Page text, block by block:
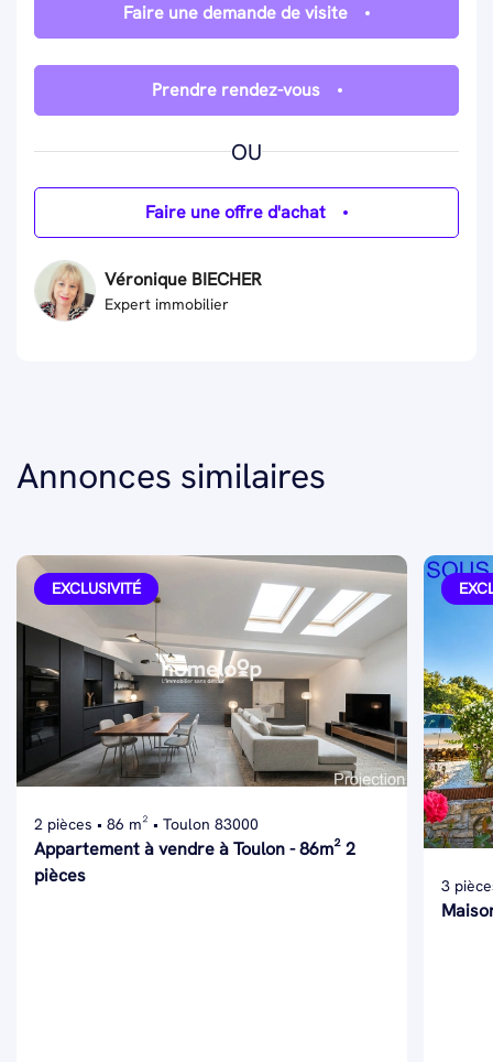
Faire une demande de visite
Prendre rendez-vous
OU
Faire une offre d'achat
Véronique BIECHER
Expert immobilier
Annonces similaires
EXCLUSIVITÉ
2 pièces • 86 m² • Toulon 83000
Appartement à vendre à Toulon - 86m² 2
pièces
3